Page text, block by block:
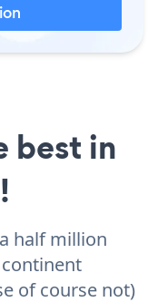
best in
half million
of course not)